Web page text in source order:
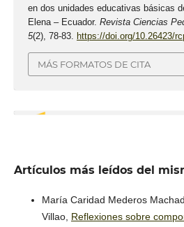
en dos unidades educativas básicas
Elena – Ecuador. Revista Ciencias
5(2), 78-83. https://doi.org/10.26423/
MÁS FORMATOS DE CITA
2
Artículos más leídos del
María Caridad Mederos
Villao, Reflexiones sobre